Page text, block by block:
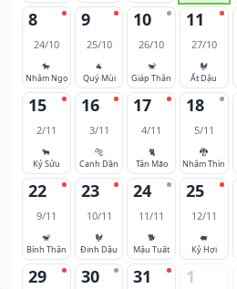
8
24/10
🐎
Nhâm Ngọ
9
25/10
🐐
Quý Mùi
10
26/10
🐒
Giáp Thân
11
27/10
🐓
Ất Dậu
15
2/11
🐂
Kỷ Sửu
16
3/11
🐅
Canh Dần
17
4/11
🐈
Tân Mão
18
5/11
🐉
Nhâm Thìn
22
9/11
🐒
Bính Thân
23
10/11
🐓
Đinh Dậu
24
11/11
🐕
Mậu Tuất
25
12/11
🐖
Kỷ Hợi
29 30 31 1